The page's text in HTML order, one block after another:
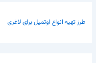
طرز تهیه انواع اوتمیل برای لاغری